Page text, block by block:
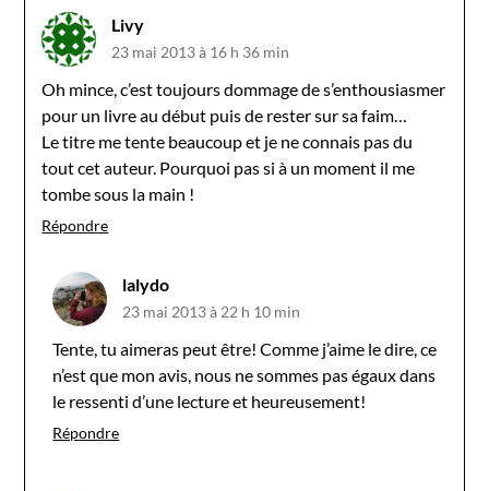
Livy
23 mai 2013 à 16 h 36 min
Oh mince, c’est toujours dommage de s’enthousiasmer
pour un livre au début puis de rester sur sa faim…
Le titre me tente beaucoup et je ne connais pas du
tout cet auteur. Pourquoi pas si à un moment il me
tombe sous la main !
Répondre
lalydo
23 mai 2013 à 22 h 10 min
Tente, tu aimeras peut être! Comme j’aime le dire, ce
n’est que mon avis, nous ne sommes pas égaux dans
le ressenti d’une lecture et heureusement!
Répondre